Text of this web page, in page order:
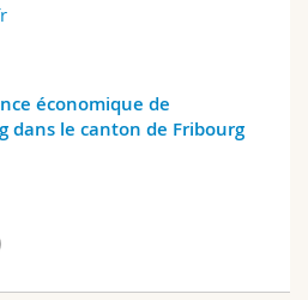
économique de
dans le canton de Fribourg